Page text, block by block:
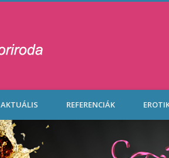
Budapesten.
AKTUÁLIS REFERENCIÁK